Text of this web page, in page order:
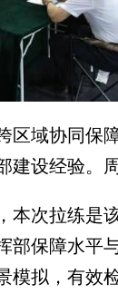
域协同保
建设经验。
次拉练是
部保障水平
模拟，有效